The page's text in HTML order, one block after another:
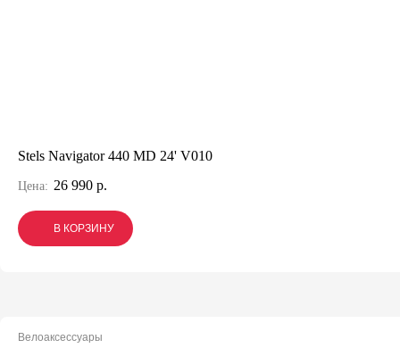
Stels Navigator 440 MD 24' V010
Цена: 26 990 р.
В КОРЗИНУ
В КОРЗИНУ
В КОРЗИНУ
Велоаксессуары